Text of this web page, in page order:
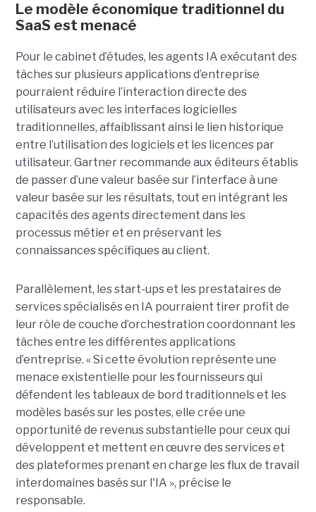
Le modèle économique traditionnel du
SaaS est menacé
Pour le cabinet d’études, les agents IA exécutant des
tâches sur plusieurs applications d’entreprise
pourraient réduire l’interaction directe des
utilisateurs avec les interfaces logicielles
traditionnelles, affaiblissant ainsi le lien historique
entre l’utilisation des logiciels et les licences par
utilisateur. Gartner recommande aux éditeurs établis
de passer d’une valeur basée sur l’interface à une
valeur basée sur les résultats, tout en intégrant les
capacités des agents directement dans les
processus métier et en préservant les
connaissances spécifiques au client.
Parallèlement, les start-ups et les prestataires de
services spécialisés en IA pourraient tirer profit de
leur rôle de couche d’orchestration coordonnant les
tâches entre les différentes applications
d’entreprise. « Si cette évolution représente une
menace existentielle pour les fournisseurs qui
défendent les tableaux de bord traditionnels et les
modèles basés sur les postes, elle crée une
opportunité de revenus substantielle pour ceux qui
développent et mettent en œuvre des services et
des plateformes prenant en charge les flux de travail
interdomaines basés sur l'IA », précise le
responsable.